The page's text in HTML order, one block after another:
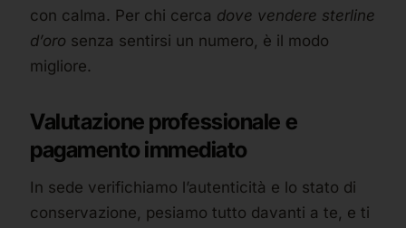
con calma. Per chi cerca dove vendere sterline
d’oro senza sentirsi un numero, è il modo
migliore.
Valutazione professionale e
pagamento immediato
In sede verifichiamo l’autenticità e lo stato di
conservazione, pesiamo tutto davanti a te, e ti